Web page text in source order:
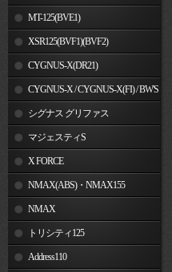
MT-125(BVE1)
XSR125(BVF1)(BVF2)
CYGNUS-X(DR21)
CYGNUS-X / CYGNUS-X(FI) / BW'S
125 シグナス グリファス
マジェスティS
X FORCE
NMAX(ABS)・NMAX155
NMAX
トリシティ125
Address110